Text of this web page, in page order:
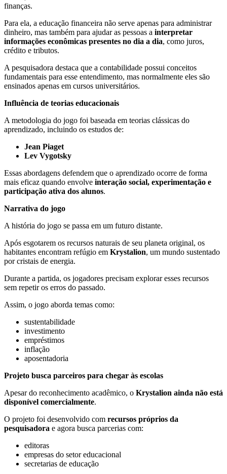
finanças.
Para ela, a educação financeira não serve apenas para administrar
dinheiro, mas também para ajudar as pessoas a interpretar
informações econômicas presentes no dia a dia, como juros,
crédito e tributos.
A pesquisadora destaca que a contabilidade possui conceitos
fundamentais para esse entendimento, mas normalmente eles são
ensinados apenas em cursos universitários.
Influência de teorias educacionais
A metodologia do jogo foi baseada em teorias clássicas do
aprendizado, incluindo os estudos de:
Jean Piaget
Lev Vygotsky
Essas abordagens defendem que o aprendizado ocorre de forma
mais eficaz quando envolve interação social, experimentação e
participação ativa dos alunos.
Narrativa do jogo
A história do jogo se passa em um futuro distante.
Após esgotarem os recursos naturais de seu planeta original, os
habitantes encontram refúgio em Krystalion, um mundo sustentado
por cristais de energia.
Durante a partida, os jogadores precisam explorar esses recursos
sem repetir os erros do passado.
Assim, o jogo aborda temas como:
sustentabilidade
investimento
empréstimos
inflação
aposentadoria
Projeto busca parceiros para chegar às escolas
Apesar do reconhecimento acadêmico, o Krystalion ainda não está
disponível comercialmente.
O projeto foi desenvolvido com recursos próprios da
pesquisadora e agora busca parcerias com:
editoras
empresas do setor educacional
secretarias de educação